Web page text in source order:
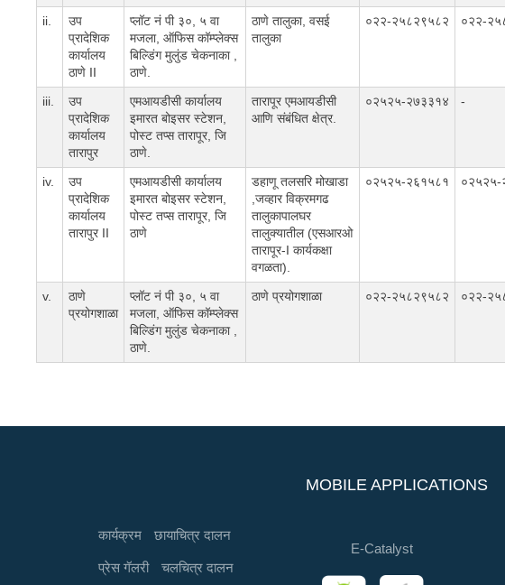
ii.
उप
प्रादेशिक
कार्यालय
ठाणे II
प्लॉट नं पी ३०, ५ वा
मजला, ऑफिस कॉम्प्लेक्स
बिल्डिंग मुलुंड चेकनाका ,
ठाणे.
ठाणे तालुका, वसई
तालुका
०२२-२५८२९५८२ ०२२-
iii.
उप
प्रादेशिक
कार्यालय
तारापुर
एमआयडीसी कार्यालय
इमारत बोइसर स्टेशन,
पोस्ट तप्स तारापूर, जि
ठाणे.
तारापूर एमआयडीसी
आणि संबंधित क्षेत्र.
०२५२५-२७३३१४ -
iv.
उप
प्रादेशिक
कार्यालय
तारापुर II
एमआयडीसी कार्यालय
इमारत बोइसर स्टेशन,
पोस्ट तप्स तारापूर, जि
ठाणे
डहाणू तलसरि मोखाडा
,जव्हार विक्रमगढ
तालुकापालघर
तालुक्यातील (एसआरओ
तारापूर-I कार्यकक्षा
वगळता).
०२५२५-२६१५८१ ०२५२५-
v.
ठाणे
प्रयोगशाळा
प्लॉट नं पी ३०, ५ वा
मजला, ऑफिस कॉम्प्लेक्स
बिल्डिंग मुलुंड चेकनाका ,
ठाणे.
ठाणे प्रयोगशाळा ०२२-२५८२९५८२ ०२२-
कार्यक्रम छायाचित्र दालन
प्रेस गॅलरी चलचित्र दालन
MOBILE APPLICATIONS
E-Catalyst